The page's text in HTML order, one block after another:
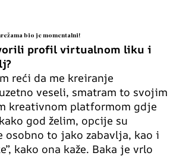
bio je momentalni!
profil virtualnom liku i
reći da me kreiranje
veseli, smatram to svojim
kreativnom platformom gdje
god želim, opcije su
osobno to jako zabavlja, kao i
kako ona kaže. Baka je vrlo